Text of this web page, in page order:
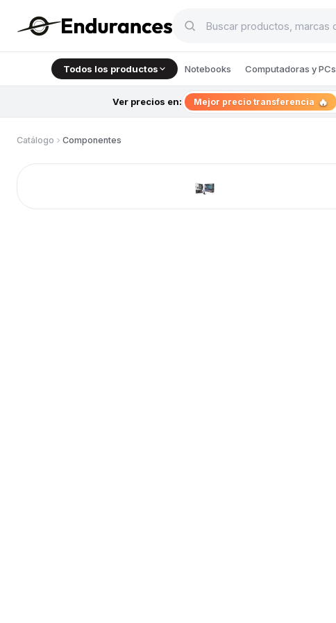
Todos los productos Notebooks Computadoras y PCs
Ver precios en: Mejor precio transferencia 🔥
Catálogo Componentes